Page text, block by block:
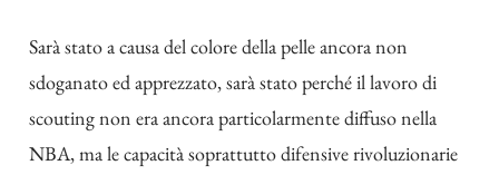
Sarà stato a causa del colore della pelle ancora non
sdoganato ed apprezzato, sarà stato perché il lavoro di
scouting non era ancora particolarmente diffuso nella
NBA, ma le capacità soprattutto difensive rivoluzionarie